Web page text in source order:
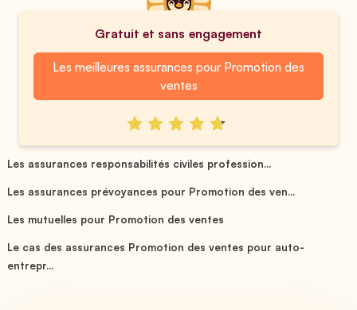
Gratuit et sans engagement
Les meilleures assurances pour Promotion des
ventes
Les assurances responsabilités civiles profession...
Les assurances prévoyances pour Promotion des ven...
Les mutuelles pour Promotion des ventes
Le cas des assurances Promotion des ventes pour auto-
entrepr...